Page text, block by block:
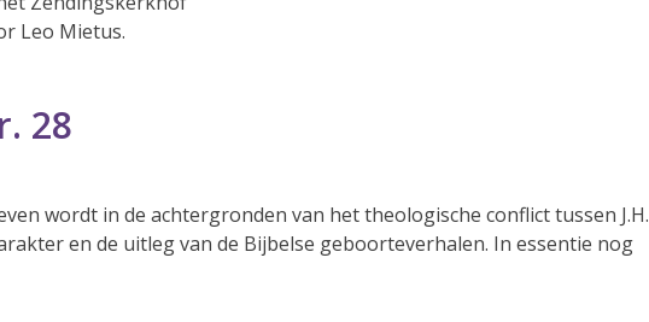
Leo Mietus.
28
wordt in de achtergronden van het theologische conflict tussen J.H.
en de uitleg van de Bijbelse geboorteverhalen. In essentie nog